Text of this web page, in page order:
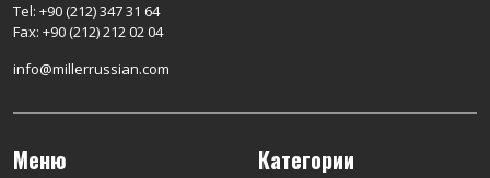
Tel: +90 (212) 347 31 64
Fax: +90 (212) 212 02 04
info@millerrussian.com
Меню Категории